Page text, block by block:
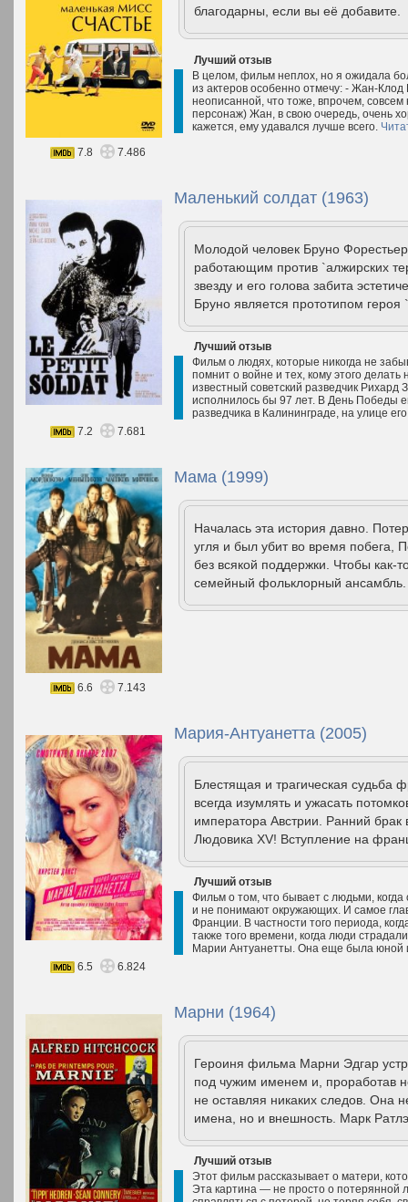
благодарны, если вы её добавите.
Лучший отзыв
В целом, фильм неплох, но я ожидала
из актеров особенно отмечу: - Жан-
неописанной, что тоже, впрочем,
персонаж) Жан, в свою очередь, очень
кажется, ему удавался лучше всего.
7.8
7.486
Маленький солдат (1963)
Молодой человек Бруно
работающим против `алжирских
звезду и его голова забита
Бруно является прототипом героя
Лучший отзыв
Фильм о людях, которые никогда не
помнит о войне и тех, кому этого
известный советский разведчик Рихард
исполнилось бы 97 лет. В День Победы
разведчика в Калининграде, на улице
7.2
7.681
Мама (1999)
Началась эта история давно.
угля и был убит во время побега,
без всякой поддержки. Чтобы как-
семейный фольклорный
6.6 7.143
Мария-Антуанетта (2005)
Блестящая и трагическая судьба
всегда изумлять и ужасать
императора Австрии. Ранний
Людовика XV! Вступление на
Лучший отзыв
Фильм о том, что бывает с людьми,
и не понимают окружающих. И самое
Франции. В частности того периода,
также того времени, когда люди
Марии Антуанетты. Она еще была юной
6.5
6.824
Марни (1964)
Героиня фильма Марни Эдгар
под чужим именем и, проработав
не оставляя никаких следов. Она
имена, но и внешность. Марк
Лучший отзыв
Этот фильм рассказывает о матери,
Эта картина — не просто о потерянной